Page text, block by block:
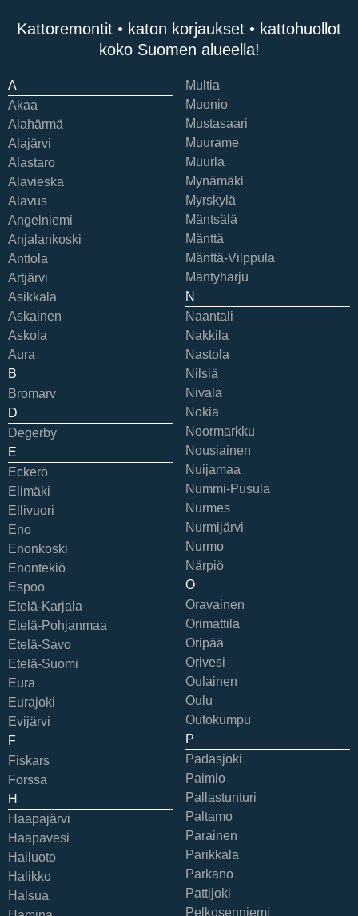
Kattoremontit • katon korjaukset • kattohuollot
koko Suomen alueella!
A
Akaa
Alahärmä
Alajärvi
Alastaro
Alavieska
Alavus
Angelniemi
Anjalankoski
Anttola
Artjärvi
Asikkala
Askainen
Askola
Aura
B
Bromarv
D
Degerby
E
Eckerö
Elimäki
Ellivuori
Eno
Enonkoski
Enontekiö
Espoo
Etelä-Karjala
Etelä-Pohjanmaa
Etelä-Savo
Etelä-Suomi
Eura
Eurajoki
Evijärvi
F
Fiskars
Forssa
H
Haapajärvi
Haapavesi
Hailuoto
Halikko
Halsua
Multia
Muonio
Mustasaari
Muurame
Muurla
Mynämäki
Myrskylä
Mäntsälä
Mänttä
Mänttä-Vilppula
Mäntyharju
N
Naantali
Nakkila
Nastola
Nilsiä
Nivala
Nokia
Noormarkku
Nousiainen
Nuijamaa
Nummi-Pusula
Nurmes
Nurmijärvi
Nurmo
Närpiö
O
Oravainen
Orimattila
Oripää
Orivesi
Oulainen
Oulu
Outokumpu
P
Padasjoki
Paimio
Pallastunturi
Paltamo
Parainen
Parikkala
Parkano
Pattijoki
Pelkosenniemi